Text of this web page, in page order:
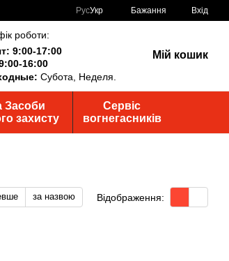
РусУкр Бажання Вхід
роботи:
9:00-17:00
16:00
Субота, Неделя.
Мій кошик
Засоби
захисту
Сервіс
вогнегасників
за назвою Відображення: